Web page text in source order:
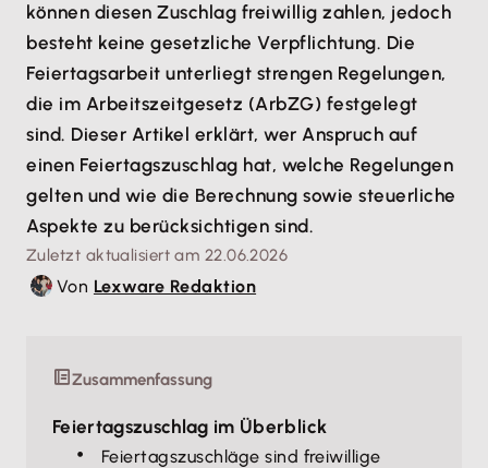
können diesen Zuschlag freiwillig zahlen, jedoch
besteht keine gesetzliche Verpflichtung. Die
Feiertagsarbeit unterliegt strengen Regelungen,
die im Arbeitszeitgesetz (ArbZG) festgelegt
sind. Dieser Artikel erklärt, wer Anspruch auf
einen Feiertagszuschlag hat, welche Regelungen
gelten und wie die Berechnung sowie steuerliche
Aspekte zu berücksichtigen sind.
Zuletzt aktualisiert am 22.06.2026
Von Lexware Redaktion
Zusammenfassung
Feiertagszuschlag im Überblick
Feiertagszuschläge sind freiwillige